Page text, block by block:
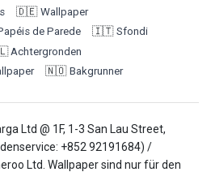
🇩🇪 Wallpaper
de Parede 🇮🇹 Sfondi
Achtergronden
🇳🇴 Bakgrunner
Ltd @ 1F, 1-3 San Lau Street,
+852 92191684) /
Ltd. Wallpaper sind nur für den